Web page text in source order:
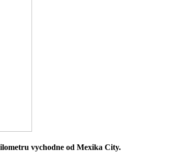
vychodne od Mexika City.